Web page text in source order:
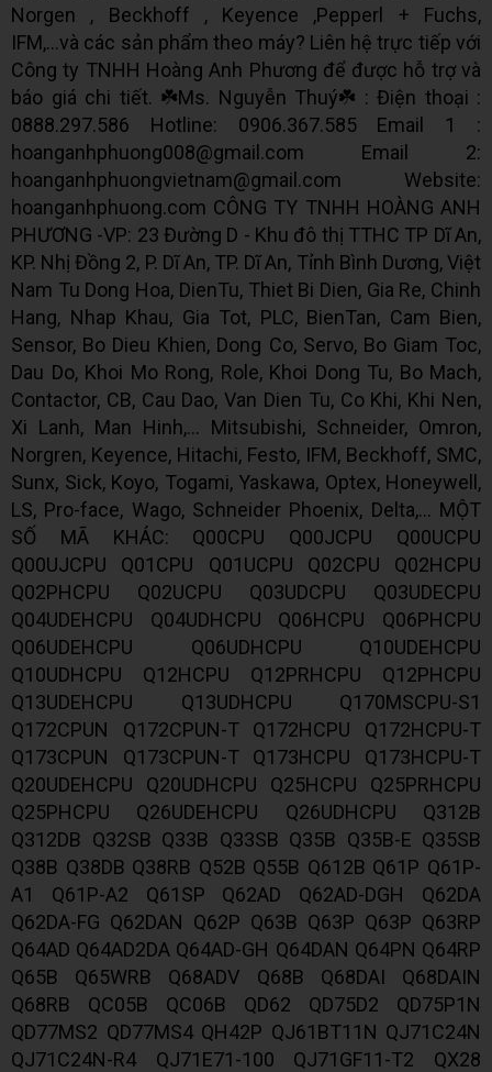
Norgen , Beckhoff , Keyence ,Pepperl + Fuchs,
IFM,...và các sản phẩm theo máy? Liên hệ trực tiếp với
Công ty TNHH Hoàng Anh Phương để được hỗ trợ và
báo giá chi tiết. ☘️Ms. Nguyễn Thuý☘️ : Điện thoại :
0888.297.586 Hotline: 0906.367.585 Email 1 :
hoanganhphuong008@gmail.com Email 2:
hoanganhphuongvietnam@gmail.com Website:
hoanganhphuong.com CÔNG TY TNHH HOÀNG ANH
PHƯƠNG -VP: 23 Đường D - Khu đô thị TTHC TP Dĩ An,
KP. Nhị Đồng 2, P. Dĩ An, TP. Dĩ An, Tỉnh Bình Dương, Việt
Nam Tu Dong Hoa, DienTu, Thiet Bi Dien, Gia Re, Chinh
Hang, Nhap Khau, Gia Tot, PLC, BienTan, Cam Bien,
Sensor, Bo Dieu Khien, Dong Co, Servo, Bo Giam Toc,
Dau Do, Khoi Mo Rong, Role, Khoi Dong Tu, Bo Mach,
Contactor, CB, Cau Dao, Van Dien Tu, Co Khi, Khi Nen,
Xi Lanh, Man Hinh,... Mitsubishi, Schneider, Omron,
Norgren, Keyence, Hitachi, Festo, IFM, Beckhoff, SMC,
Sunx, Sick, Koyo, Togami, Yaskawa, Optex, Honeywell,
LS, Pro-face, Wago, Schneider Phoenix, Delta,... MỘT
SỐ MÃ KHÁC: Q00CPU Q00JCPU Q00UCPU
Q00UJCPU Q01CPU Q01UCPU Q02CPU Q02HCPU
Q02PHCPU Q02UCPU Q03UDCPU Q03UDECPU
Q04UDEHCPU Q04UDHCPU Q06HCPU Q06PHCPU
Q06UDEHCPU Q06UDHCPU Q10UDEHCPU
Q10UDHCPU Q12HCPU Q12PRHCPU Q12PHCPU
Q13UDEHCPU Q13UDHCPU Q170MSCPU-S1
Q172CPUN Q172CPUN-T Q172HCPU Q172HCPU-T
Q173CPUN Q173CPUN-T Q173HCPU Q173HCPU-T
Q20UDEHCPU Q20UDHCPU Q25HCPU Q25PRHCPU
Q25PHCPU Q26UDEHCPU Q26UDHCPU Q312B
Q312DB Q32SB Q33B Q33SB Q35B Q35B-E Q35SB
Q38B Q38DB Q38RB Q52B Q55B Q612B Q61P Q61P-
A1 Q61P-A2 Q61SP Q62AD Q62AD-DGH Q62DA
Q62DA-FG Q62DAN Q62P Q63B Q63P Q63P Q63RP
Q64AD Q64AD2DA Q64AD-GH Q64DAN Q64PN Q64RP
Q65B Q65WRB Q68ADV Q68B Q68DAI Q68DAIN
Q68RB QC05B QC06B QD62 QD75D2 QD75P1N
QD77MS2 QD77MS4 QH42P QJ61BT11N QJ71C24N
QJ71C24N-R4 QJ71E71-100 QJ71GF11-T2 QX28